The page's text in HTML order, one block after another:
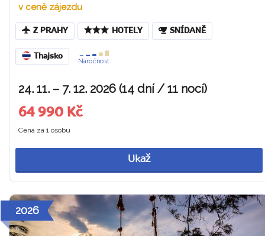
v ceně zájezdu
Z PRAHY HOTELY SNÍDANĚ
Thajsko
Náročnost
24. 11. – 7. 12. 2026 (14 dní / 11 nocí)
64 990 Kč
Cena za 1 osobu
Ukaž
2026